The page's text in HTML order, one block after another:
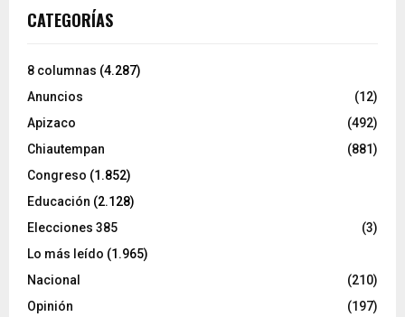
CATEGORÍAS
8 columnas (4.287)
Anuncios
(12)
Apizaco
(492)
Chiautempan
(881)
Congreso (1.852)
Educación (2.128)
Elecciones 385
(3)
Lo más leído (1.965)
Nacional
(210)
Opinión
(197)